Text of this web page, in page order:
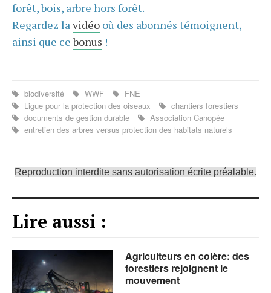
forêt, bois, arbre hors forêt.
Regardez lavidéo où des abonnés témoignent,
ainsi que cebonus !
biodiversité WWF
FNE
Ligue pour la protection des oiseaux
chantiers forestiers
documents de gestion durable
Association Canopée
entretien des arbres versus protection des habitats naturels
Reproduction interdite sans autorisation écrite préalable.
Lire aussi :
Agriculteurs en colère: des
forestiers rejoignent le
mouvement